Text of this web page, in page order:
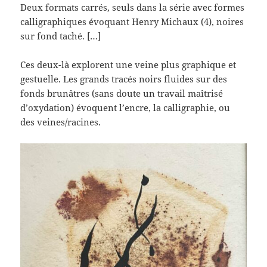
Deux formats carrés, seuls dans la série avec formes
calligraphiques évoquant Henry Michaux (4), noires
sur fond taché. […]
Ces deux-là explorent une veine plus graphique et
gestuelle. Les grands tracés noirs fluides sur des
fonds brunâtres (sans doute un travail maîtrisé
d’oxydation) évoquent l’encre, la calligraphie, ou
des veines/racines.